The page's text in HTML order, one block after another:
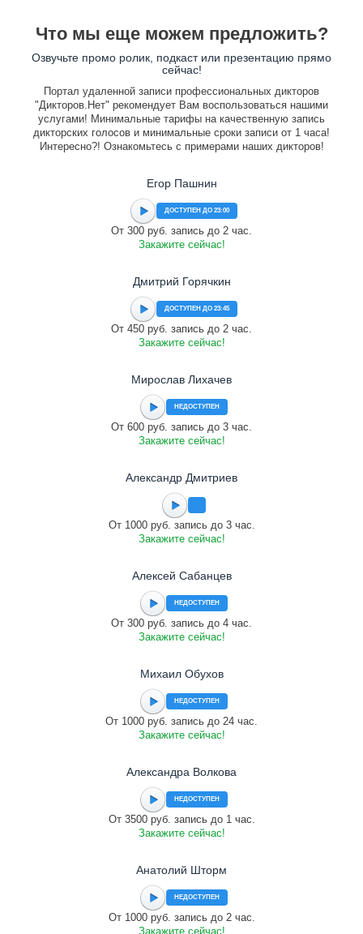
Что мы еще можем предложить?
Озвучьте промо ролик, подкаст или презентацию прямо
сейчас!
Портал удаленной записи профессиональных дикторов
"Дикторов.Нет" рекомендует Вам воспользоваться нашими
услугами! Минимальные тарифы на качественную запись
дикторских голосов и минимальные сроки записи от 1 часа!
Интересно?! Ознакомьтесь с примерами наших дикторов!
Егор Пашнин
ДОСТУПЕН ДО 23:00
От 300 руб. запись до 2 час.
Закажите сейчас!
Дмитрий Горячкин
ДОСТУПЕН ДО 23:45
От 450 руб. запись до 2 час.
Закажите сейчас!
Мирослав Лихачев
НЕДОСТУПЕН
От 600 руб. запись до 3 час.
Закажите сейчас!
Александр Дмитриев
От 1000 руб. запись до 3 час.
Закажите сейчас!
Алексей Сабанцев
НЕДОСТУПЕН
От 300 руб. запись до 4 час.
Закажите сейчас!
Михаил Обухов
НЕДОСТУПЕН
От 1000 руб. запись до 24 час.
Закажите сейчас!
Александра Волкова
НЕДОСТУПЕН
От 3500 руб. запись до 1 час.
Закажите сейчас!
Анатолий Шторм
НЕДОСТУПЕН
От 1000 руб. запись до 2 час.
Закажите сейчас!